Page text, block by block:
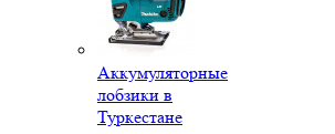
Аккумуляторные
лобзики в
Туркестане